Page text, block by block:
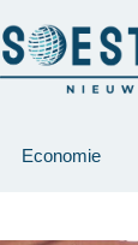
Economie